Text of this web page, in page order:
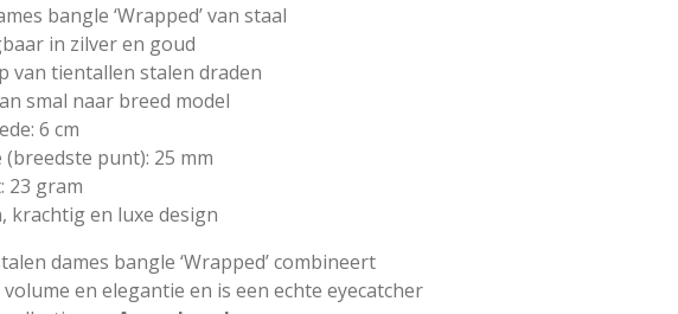
bangle ‘Wrapped’ van staal
in zilver en goud
van tientallen stalen draden
smal naar breed model
6 cm
punt): 25 mm
23 gram
krachtig en luxe design
dames bangle ‘Wrapped’ combineert
en elegantie en is een echte eyecatcher